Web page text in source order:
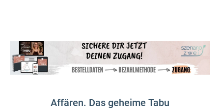
Affären. Das geheime Tabu